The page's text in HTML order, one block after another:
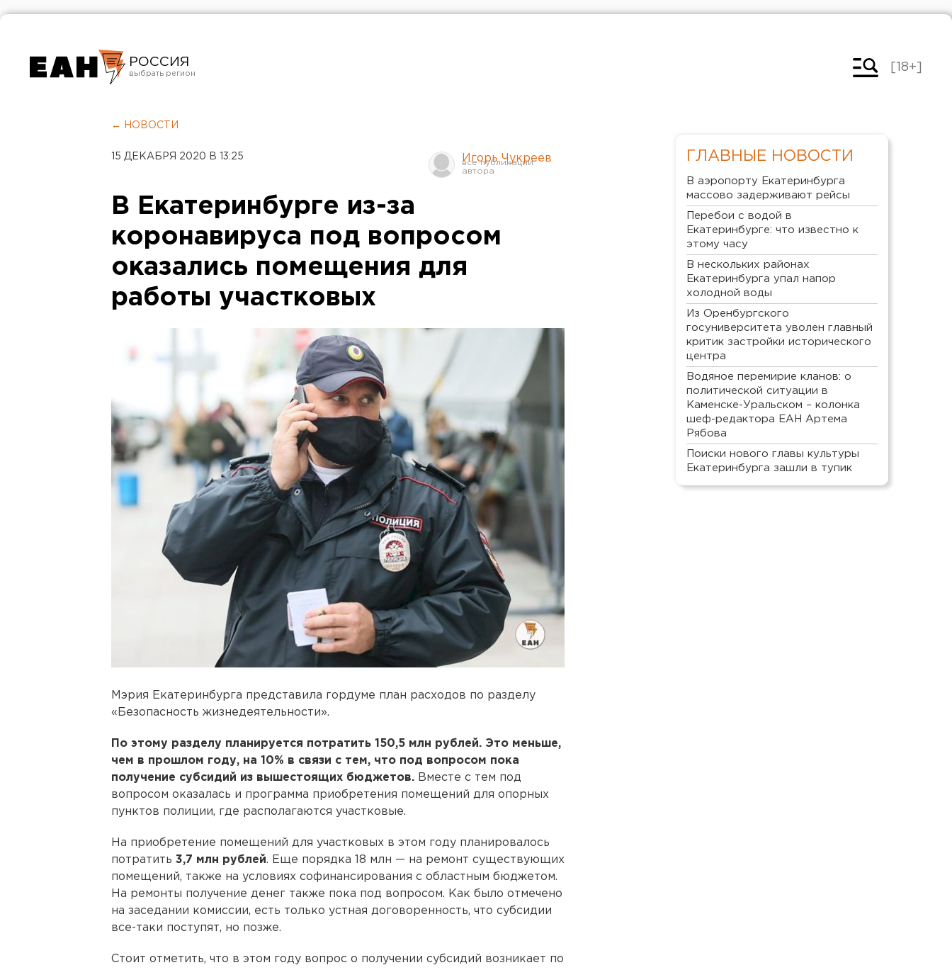
РОССИЯ
Челябинск
[18+]
← НОВОСТИ
15 ДЕКАБРЯ 2020 В 13:25 Игорь Чукреев
В Екатеринбурге из-за
коронавируса под вопросом
оказались помещения для
работы участковых
Мэрия Екатеринбурга представила гордуме план расходов по разделу
«Безопасность жизнедеятельности».
По этому разделу планируется потратить 150,5 млн рублей. Это меньше,
чем в прошлом году, на 10% в связи с тем, что под вопросом пока
получение субсидий из вышестоящих бюджетов. Вместе с тем под
вопросом оказалась и программа приобретения помещений для опорных
пунктов полиции, где располагаются участковые.
На приобретение помещений для участковых в этом году планировалось
потратить 3,7 млн рублей. Еще порядка 18 млн — на ремонт существующих
помещений, также на условиях софинансирования с областным бюджетом.
На ремонты получение денег также пока под вопросом. Как было отмечено
на заседании комиссии, есть только устная договоренность, что субсидии
все-таки поступят, но позже.
Стоит отметить, что в этом году вопрос о получении субсидий возникает по
ГЛАВНЫЕ НОВОСТИ
В аэропорту Екатеринбурга
массово задерживают рейсы
Перебои с водой в
Екатеринбурге: что известно к
этому часу
В нескольких районах
Екатеринбурга упал напор
холодной воды
Из Оренбургского
госуниверситета уволен главный
критик застройки исторического
центра
Водяное перемирие кланов: о
политической ситуации в
Каменске-Уральском – колонка
шеф-редактора ЕАН Артема
Рябова
Поиски нового главы культуры
Екатеринбурга зашли в тупик